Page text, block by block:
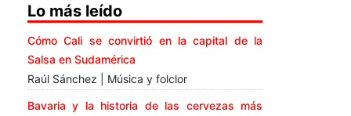
Lo más leído
Cómo Cali se convirtió en la capital de la
Salsa en Sudamérica
Raúl Sánchez | Música y folclor
Bavaria y la historia de las cervezas más